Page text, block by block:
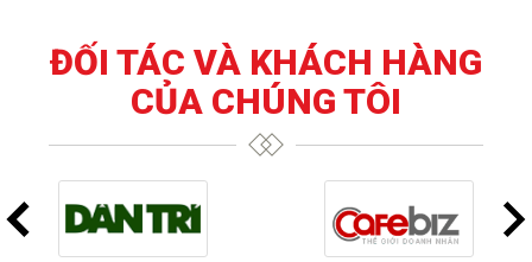
ĐỐI TÁC VÀ KHÁCH HÀNG
CỦA CHÚNG TÔI